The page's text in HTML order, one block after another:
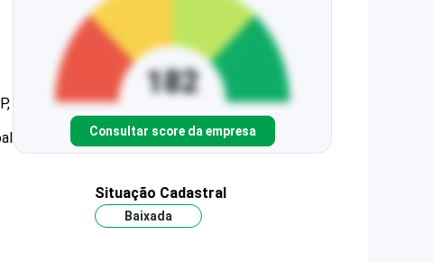
Consultar score da empresa
Situação Cadastral
Baixada